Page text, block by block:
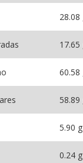
28.08
17.65
60.58
58.89
5.90 g
0.24 g